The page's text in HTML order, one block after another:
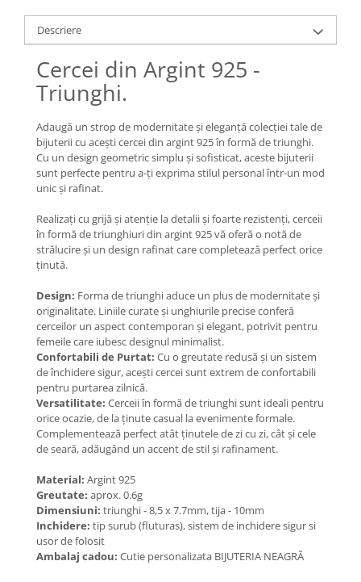
Lănțișoare cu Semilună
Lănțișoare cu Zodii
Lănțișoare cu Animale
Lănțișoare cu Molecule
Lănțișoare cu Pietre Naturale
Lănțișoare Argint Diverse
COLIERE CU PERLE
Coliere cu Perle Naturale
Coliere cu Perle Preciosa
COLIERE ȘNUR REGLABIL
Coliere cu Inimioare
Coliere cu Cruce
Coliere cu Soare
Coliere cu Semilună
Coliere cu Zodii
Coliere cu Flori
Coliere cu Animale
Coliere cu Molecule
Coliere Diverse
BRĂȚĂRI
BRĂȚĂRI CU ȘNUR REGLABIL
Brățări din Aur cu șnur reglabil
Brățări din Argint cu șnur reglabil
BRĂȚĂRI CU PIETRE SEMIPREȚIOASE
Brățări din Aur cu pietre
Descriere
Cercei din Argint 925 -
Triunghi.
Adaugă un strop de modernitate și eleganță colecției tale de
bijuterii cu acești cercei din argint 925 în formă de triunghi.
Cu un design geometric simplu și sofisticat, aceste bijuterii
sunt perfecte pentru a-ți exprima stilul personal într-un mod
unic și rafinat.
Realizați cu grijă și atenție la detalii și foarte rezistenți, cerceii
în formă de triunghiuri din argint 925 vă oferă o notă de
strălucire și un design rafinat care completează perfect orice
ținută.
Design: Forma de triunghi aduce un plus de modernitate și
originalitate. Liniile curate și unghiurile precise conferă
cerceilor un aspect contemporan și elegant, potrivit pentru
femeile care iubesc designul minimalist.
Confortabili de Purtat: Cu o greutate redusă și un sistem
de închidere sigur, acești cercei sunt extrem de confortabili
pentru purtarea zilnică.
Versatilitate: Cerceii în formă de triunghi sunt ideali pentru
orice ocazie, de la ținute casual la evenimente formale.
Complementează perfect atât ținutele de zi cu zi, cât și cele
de seară, adăugând un accent de stil și rafinament.
Material: Argint 925
Greutate: aprox. 0.6g
Dimensiuni: triunghi - 8,5 x 7.7mm, tija - 10mm
Inchidere: tip surub (fluturas), sistem de inchidere sigur si
usor de folosit
Ambalaj cadou: Cutie personalizata BIJUTERIA NEAGRĂ